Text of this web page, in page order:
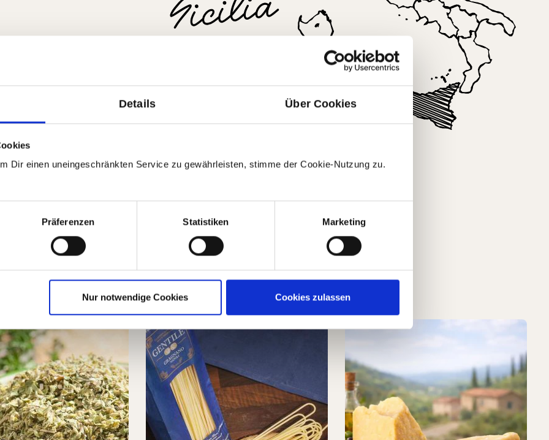
Details Über Cookies
Dir einen uneingeschränkten Service zu gewährleisten, stimme der Cookie-Nutzung zu.
Präferenzen Statistiken Marketing
Nur notwendige Cookies Cookies zulassen
Fisch, für Bruschetta
Alle Produkte aus Sizilien